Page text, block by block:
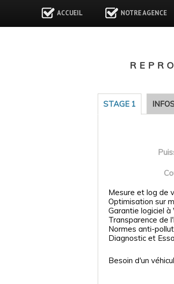
ACCUEIL NOTRE AGENCE
STAGE 1
Mesure et log de
Optimisation sur
Garantie logiciel à
Transparence de
Normes anti-
Diagnostic et
Besoin d'un